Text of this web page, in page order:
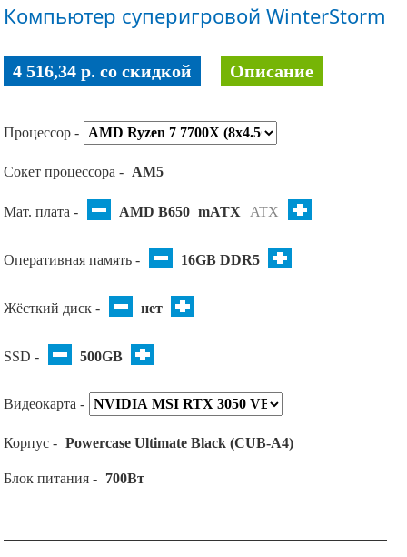
Компьютер суперигровой WinterStorm
4 516,34 p. co скидкой Описание
Процессор -
Сокет процессора - AM5
Мат. плата - AMD B650 mATX ATX
Оперативная память - 16GB DDR5
Жёсткий диск - нет
SSD - 500GB
Видеокарта -
Корпус - Powercase Ultimate Black (CUB-A4)
Блок питания - 700Вт